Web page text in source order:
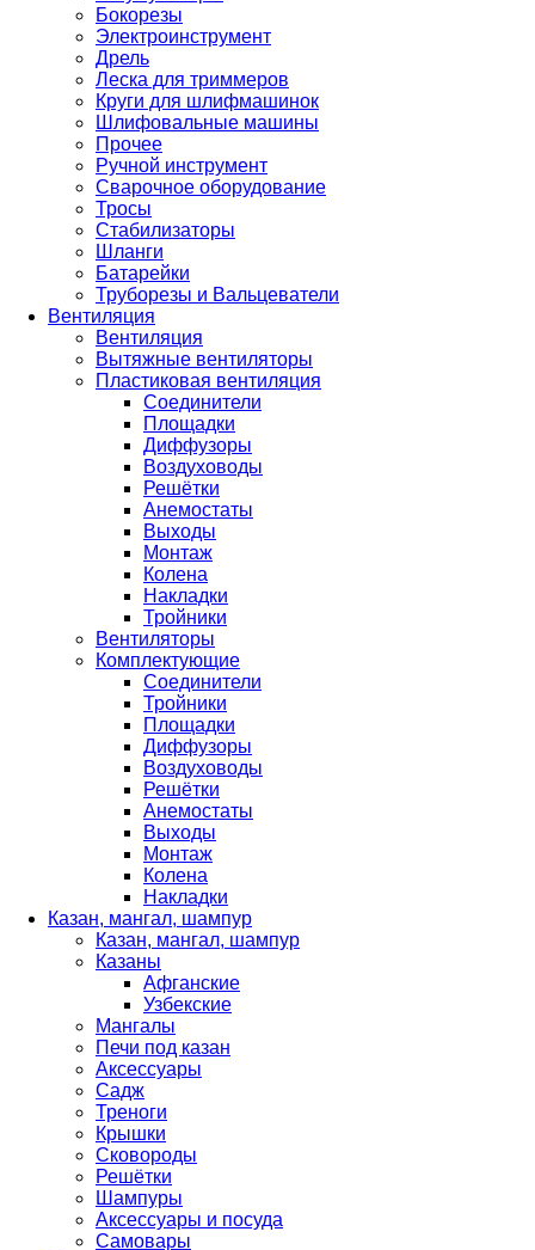
Бокорезы
Электроинструмент
Дрель
Леска для триммеров
Круги для шлифмашинок
Шлифовальные машины
Прочее
Ручной инструмент
Сварочное оборудование
Тросы
Стабилизаторы
Шланги
Батарейки
Труборезы и Вальцеватели
Вентиляция
Вентиляция
Вытяжные вентиляторы
Пластиковая вентиляция
Соединители
Площадки
Диффузоры
Воздуховоды
Решётки
Анемостаты
Выходы
Монтаж
Колена
Накладки
Тройники
Вентиляторы
Комплектующие
Соединители
Тройники
Площадки
Диффузоры
Воздуховоды
Решётки
Анемостаты
Выходы
Монтаж
Колена
Накладки
Казан, мангал, шампур
Казан, мангал, шампур
Казаны
Афганские
Узбекские
Мангалы
Печи под казан
Аксессуары
Садж
Треноги
Крышки
Сковороды
Решётки
Шампуры
Аксессуары и посуда
Самовары